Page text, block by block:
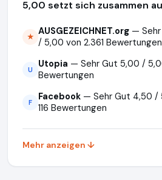
5,00 setzt sich zusammen
★ AUSGEZEICHNET.org —
/ 5,00 von 2.361 Bewertungen
U Utopia — Sehr Gut 5,00 /
Bewertungen
F Facebook — Sehr Gut 4,50 /
116 Bewertungen
Mehr anzeigen ↓